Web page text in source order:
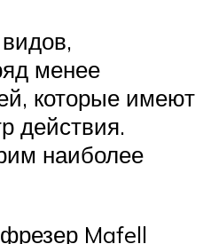
менее
которые имеют
действия.
наиболее
Mafell